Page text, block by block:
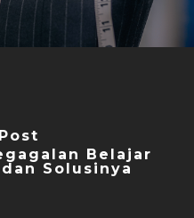
Belajar
Solusinya